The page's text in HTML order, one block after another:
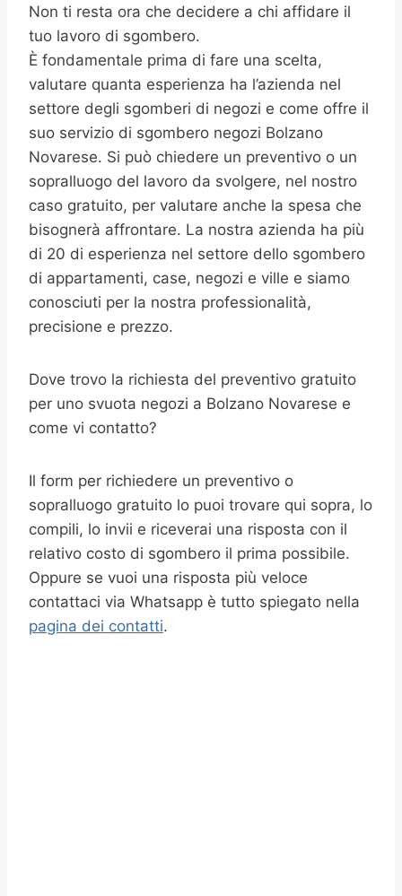
Non ti resta ora che decidere a chi affidare il
tuo lavoro di sgombero.
È fondamentale prima di fare una scelta,
valutare quanta esperienza ha l’azienda nel
settore degli sgomberi di negozi e come offre il
suo servizio di sgombero negozi Bolzano
Novarese. Si può chiedere un preventivo o un
sopralluogo del lavoro da svolgere, nel nostro
caso gratuito, per valutare anche la spesa che
bisognerà affrontare. La nostra azienda ha più
di 20 di esperienza nel settore dello sgombero
di appartamenti, case, negozi e ville e siamo
conosciuti per la nostra professionalità,
precisione e prezzo.
Dove trovo la richiesta del preventivo gratuito
per uno svuota negozi a Bolzano Novarese e
come vi contatto?
Il form per richiedere un preventivo o
sopralluogo gratuito lo puoi trovare qui sopra, lo
compili, lo invii e riceverai una risposta con il
relativo costo di sgombero il prima possibile.
Oppure se vuoi una risposta più veloce
contattaci via Whatsapp è tutto spiegato nella
pagina dei contatti.